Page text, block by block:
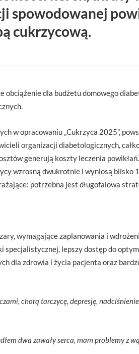
spowodowanej
cukrzycową.
obciążenie dla budżetu domowego
w opracowaniu „Cukrzyca 2025”,
organizacji diabetologicznych,
generują koszty leczenia
wzrosną dwukrotnie i wyniosą blisko
potrzebna jest długofalowa
wymagające zaplanowania i
specjalistycznej, lepszy dostęp do
dla zdrowia i życia pacjenta oraz
chorą tarczycę, depresję,
dwa zawały serca, mam problemy z